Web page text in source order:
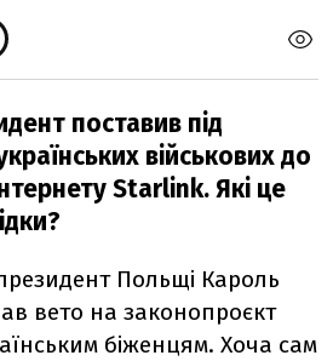
поставив під
військових до
Starlink. Які це
Польщі Кароль
вето на законопроєкт
біженцям. Хоча сам